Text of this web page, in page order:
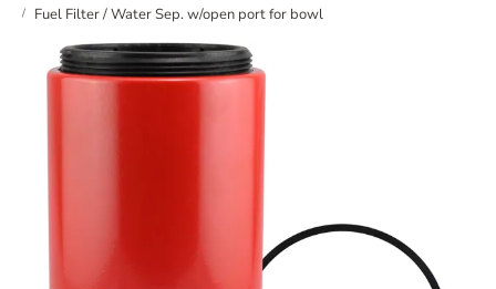
Fuel Filter / Water Sep. w/open port for bowl